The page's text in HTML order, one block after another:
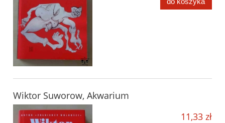
Wiktor Suworow, Akwarium
11,33 zł